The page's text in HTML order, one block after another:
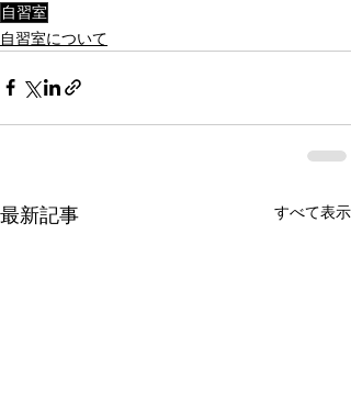
自習室
自習室について
最新記事 すべて表示